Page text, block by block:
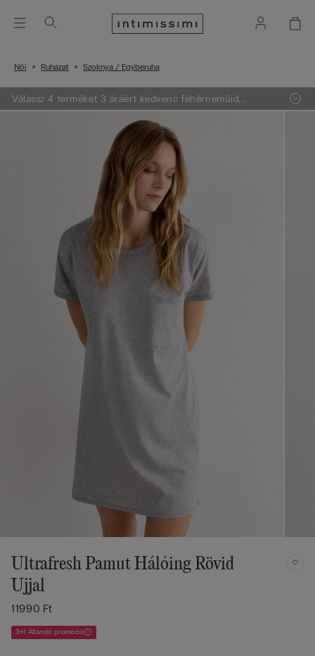
Női Ruházat Szoknya / Egyberuha
Válassz 4 terméket 3 áráért kedvenc fehérneműid,
pizsamáid és felsőid közül és mi a legalacsonyabb árú
terméket ajándékba adjuk!
Ultrafresh Pamut Hálóing Rövid
Ujjal
11990 Ft
3+1 Állandó promóció